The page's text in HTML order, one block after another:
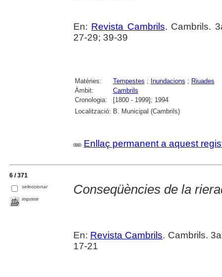
En: Revista Cambrils. Cambrils.
27-29; 39-39
Matèries: Tempestes ; Inundacions ; Riuades
Àmbit:
Cambrils
Cronologia:
[1800 - 1999]; 1994
Localització: B. Municipal (Cambrils)
Enllaç permanent a aquest
6 / 371
seleccionar
imprimir
Conseqüències de la
En: Revista Cambrils. Cambrils.
17-21